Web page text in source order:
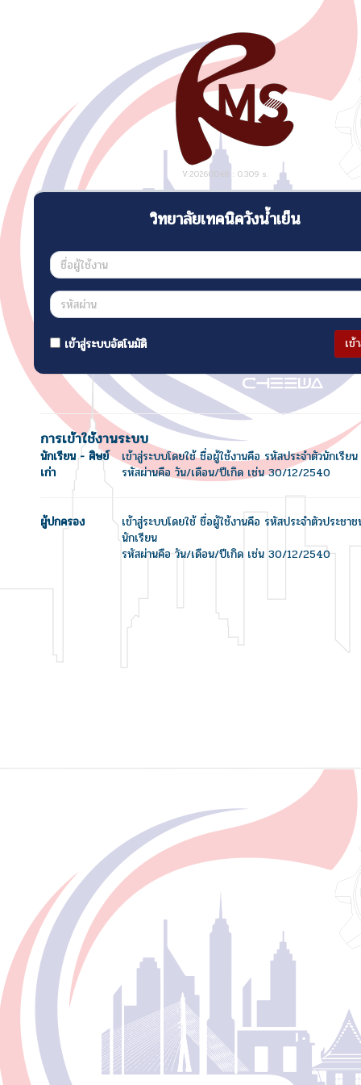
V:20260048 : 0.309 s.
วิทยาลัยเทคนิควังน้ำเย็น
เข้าสู่ระบบอัตโนมัติ เข้
การเข้าใช้งานระบบ
นักเรียน - ศิษย์
เก่า
เข้าสู่ระบบโดยใช้ ชื่อผู้ใช้งานคือ รหัสประจำตัวนักเรียน
รหัสผ่านคือ วัน/เดือน/ปีเกิด เช่น 30/12/2540
ผู้ปกครอง
เข้าสู่ระบบโดยใช้ ชื่อผู้ใช้งานคือ รหัสประจำตัวประชา
นักเรียน
รหัสผ่านคือ วัน/เดือน/ปีเกิด เช่น 30/12/2540